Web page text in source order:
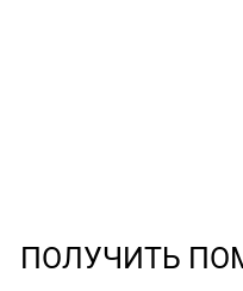
ПОЛУЧИТЬ